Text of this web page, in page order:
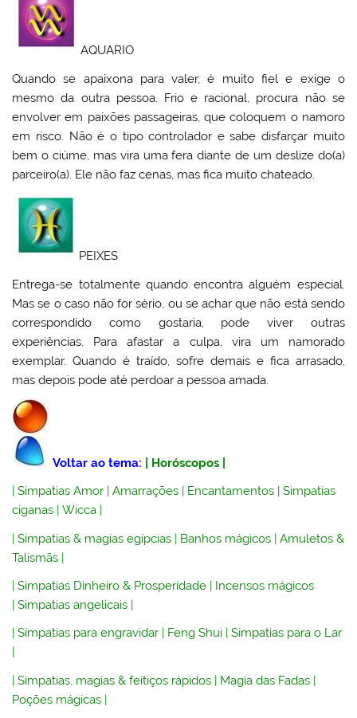
AQUARIO
Quando se apaixona para valer, é muito fiel e exige o
mesmo da outra pessoa. Frio e racional, procura não se
envolver em paixões passageiras, que coloquem o namoro
em risco. Não é o tipo controlador e sabe disfarçar muito
bem o ciúme, mas vira uma fera diante de um deslize do(a)
parceiro(a). Ele não faz cenas, mas fica muito chateado.
PEIXES
Entrega-se totalmente quando encontra alguém especial.
Mas se o caso não for sério, ou se achar que não está sendo
correspondido como gostaria, pode viver outras
experiências. Para afastar a culpa, vira um namorado
exemplar. Quando é traído, sofre demais e fica arrasado,
mas depois pode até perdoar a pessoa amada.
Voltar ao tema: Horóscopos
|Simpatias Amor |Amarrações | Encantamentos |Simpatias
ciganas |Wicca |
|Simpatias & magias egípcias | Banhos mágicos |Amuletos &
Talismãs |
|Simpatias Dinheiro & Prosperidade | Incensos mágicos
|Simpatias angelicais |
|Simpatias para engravidar Feng Shui |Simpatias para o Lar
|Simpatias, magias & feitiços rápidos | Magia das Fadas |
Poções mágicas |